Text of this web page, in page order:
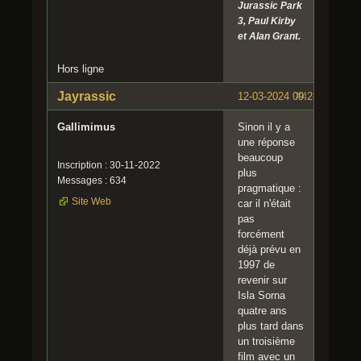
Jurassic Park
3, Paul Kirby
et Alan Grant.
Hors ligne
#4
12-03-2024 09:28:28
Jayrassic
Gallimimus
Inscription : 30-11-2022
Messages : 634
Site Web
Sinon il y a
une réponse
beaucoup
plus
pragmatique :
car il n'était
pas
forcément
déjà prévu en
1997 de
revenir sur
Isla Sorna
quatre ans
plus tard dans
un troisième
film avec un